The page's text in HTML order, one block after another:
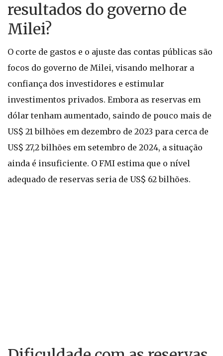
resultados do governo de
Milei?
O corte de gastos e o ajuste das contas públicas são
focos do governo de Milei, visando melhorar a
confiança dos investidores e estimular
investimentos privados. Embora as reservas em
dólar tenham aumentado, saindo de pouco mais de
US$ 21 bilhões em dezembro de 2023 para cerca de
US$ 27,2 bilhões em setembro de 2024, a situação
ainda é insuficiente. O FMI estima que o nível
adequado de reservas seria de US$ 62 bilhões.